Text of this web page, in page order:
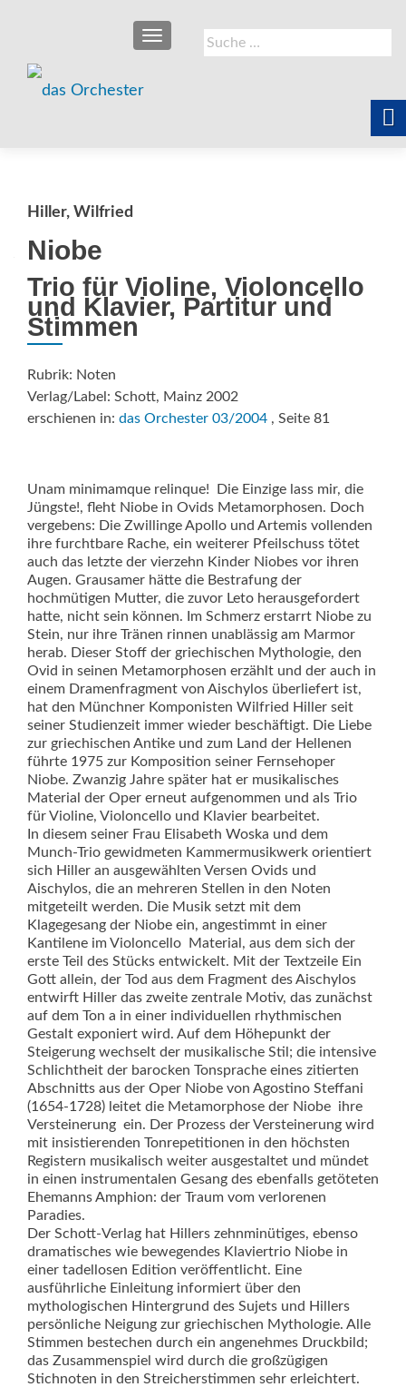
Suche
nach:
SCHALTE NAVIGATION
Hiller, Wilfried
Niobe
Trio für Violine, Violoncello
und Klavier, Partitur und
Stimmen
Rubrik: Noten
Verlag/Label: Schott, Mainz 2002
erschienen in: das Orchester 03/2004 , Seite 81
Unam minimamque relinque!  Die Einzige lass mir, die
Jüngste!, fleht Niobe in Ovids Metamorphosen. Doch
vergebens: Die Zwillinge Apollo und Artemis vollenden
ihre furchtbare Rache, ein weiterer Pfeilschuss tötet
auch das letzte der vierzehn Kinder Niobes vor ihren
Augen. Grausamer hätte die Bestrafung der
hochmütigen Mutter, die zuvor Leto herausgefordert
hatte, nicht sein können. Im Schmerz erstarrt Niobe zu
Stein, nur ihre Tränen rinnen unablässig am Marmor
herab. Dieser Stoff der griechischen Mythologie, den
Ovid in seinen Metamorphosen erzählt und der auch in
einem Dramenfragment von Aischylos überliefert ist,
hat den Münchner Komponisten Wilfried Hiller seit
seiner Studienzeit immer wieder beschäftigt. Die Liebe
zur griechischen Antike und zum Land der Hellenen
führte 1975 zur Komposition seiner Fernsehoper
Niobe. Zwanzig Jahre später hat er musikalisches
Material der Oper erneut aufgenommen und als Trio
für Violine, Violoncello und Klavier bearbeitet.
In diesem seiner Frau Elisabeth Woska und dem
Munch-Trio gewidmeten Kammermusikwerk orientiert
sich Hiller an ausgewählten Versen Ovids und
Aischylos, die an mehreren Stellen in den Noten
mitgeteilt werden. Die Musik setzt mit dem
Klagegesang der Niobe ein, angestimmt in einer
Kantilene im Violoncello  Material, aus dem sich der
erste Teil des Stücks entwickelt. Mit der Textzeile Ein
Gott allein, der Tod aus dem Fragment des Aischylos
entwirft Hiller das zweite zentrale Motiv, das zunächst
auf dem Ton a in einer individuellen rhythmischen
Gestalt exponiert wird. Auf dem Höhepunkt der
Steigerung wechselt der musikalische Stil; die intensive
Schlichtheit der barocken Tonsprache eines zitierten
Abschnitts aus der Oper Niobe von Agostino Steffani
(1654-1728) leitet die Metamorphose der Niobe  ihre
Versteinerung  ein. Der Prozess der Versteinerung wird
mit insistierenden Tonrepetitionen in den höchsten
Registern musikalisch weiter ausgestaltet und mündet
in einen instrumentalen Gesang des ebenfalls getöteten
Ehemanns Amphion: der Traum vom verlorenen
Paradies.
Der Schott-Verlag hat Hillers zehnminütiges, ebenso
dramatisches wie bewegendes Klaviertrio Niobe in
einer tadellosen Edition veröffentlicht. Eine
ausführliche Einleitung informiert über den
mythologischen Hintergrund des Sujets und Hillers
persönliche Neigung zur griechischen Mythologie. Alle
Stimmen bestechen durch ein angenehmes Druckbild;
das Zusammenspiel wird durch die großzügigen
Stichnoten in den Streicherstimmen sehr erleichtert.